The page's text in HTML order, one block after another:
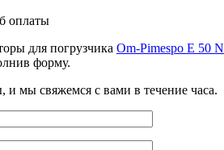
оплаты
для погрузчика Om-Pimespo E 50 N
форму.
и мы свяжемся с вами в течение часа.